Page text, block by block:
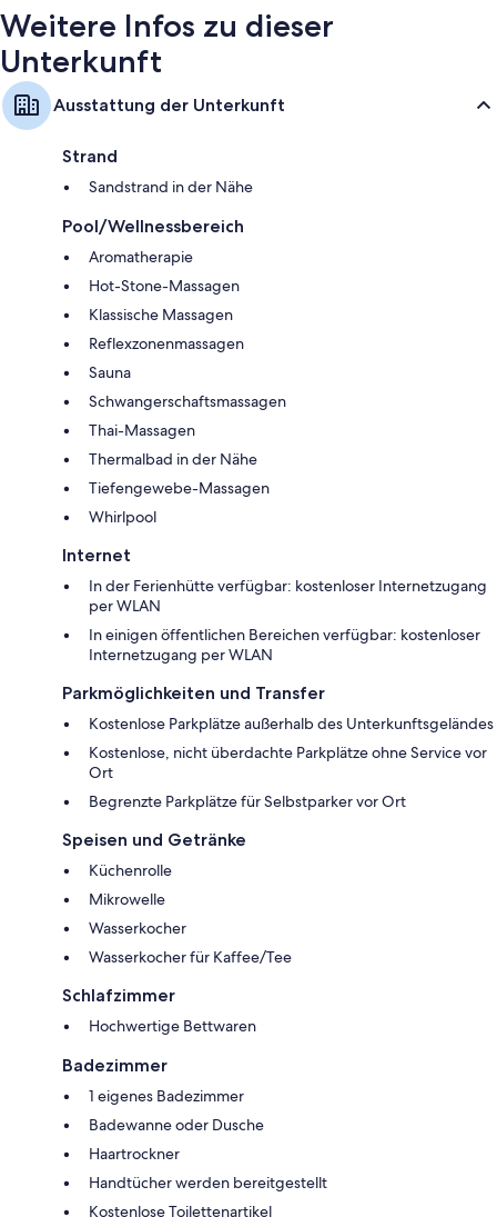
Weitere Infos zu dieser
Unterkunft
Ausstattung der Unterkunft
Strand
Sandstrand in der Nähe
Pool/Wellnessbereich
Aromatherapie
Hot-Stone-Massagen
Klassische Massagen
Reflexzonenmassagen
Sauna
Schwangerschaftsmassagen
Thai-Massagen
Thermalbad in der Nähe
Tiefengewebe-Massagen
Whirlpool
Internet
In der Ferienhütte verfügbar: kostenloser Internetzugang
per WLAN
In einigen öffentlichen Bereichen verfügbar: kostenloser
Internetzugang per WLAN
Parkmöglichkeiten und Transfer
Kostenlose Parkplätze außerhalb des Unterkunftsgeländes
Kostenlose, nicht überdachte Parkplätze ohne Service vor
Ort
Begrenzte Parkplätze für Selbstparker vor Ort
Speisen und Getränke
Küchenrolle
Mikrowelle
Wasserkocher
Wasserkocher für Kaffee/Tee
Schlafzimmer
Hochwertige Bettwaren
Badezimmer
1 eigenes Badezimmer
Badewanne oder Dusche
Haartrockner
Handtücher werden bereitgestellt
Kostenlose Toilettenartikel